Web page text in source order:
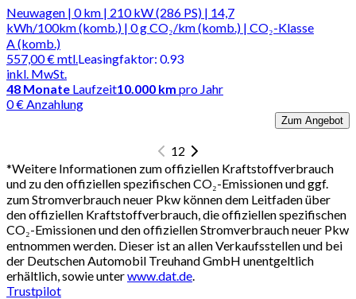
Neuwagen | 0 km | 210 kW (286 PS) | 14,7
kWh/100km (komb.) | 0 g CO₂/km (komb.) | CO₂-Klasse
A (komb.)
557,00 €mtl.
inkl. MwSt.
Leasingfaktor: 0.93
48 Monate Laufzeit10.000 km pro Jahr
0 € Anzahlung
Zum Angebot
12
*Weitere Informationen zum offiziellen Kraftstoffverbrauch
und zu den offiziellen spezifischen CO₂-Emissionen und ggf.
zum Stromverbrauch neuer Pkw können dem Leitfaden über
den offiziellen Kraftstoffverbrauch, die offiziellen spezifischen
CO₂-Emissionen und den offiziellen Stromverbrauch neuer Pkw
entnommen werden. Dieser ist an allen Verkaufsstellen und bei
der Deutschen Automobil Treuhand GmbH unentgeltlich
erhältlich, sowie unterwww.dat.de
Trustpilot